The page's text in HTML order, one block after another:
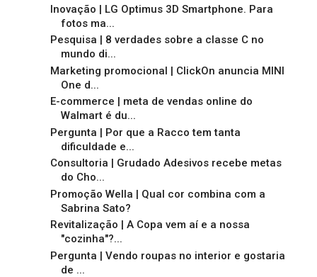
Inovação | LG Optimus 3D Smartphone. Para
fotos ma...
Pesquisa | 8 verdades sobre a classe C no
mundo di...
Marketing promocional | ClickOn anuncia MINI
One d...
E-commerce | meta de vendas online do
Walmart é du...
Pergunta | Por que a Racco tem tanta
dificuldade e...
Consultoria | Grudado Adesivos recebe metas
do Cho...
Promoção Wella | Qual cor combina com a
Sabrina Sato?
Revitalização | A Copa vem aí e a nossa
"cozinha"?...
Pergunta | Vendo roupas no interior e gostaria
de ...